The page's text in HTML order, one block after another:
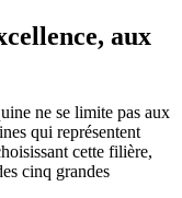
aux
ne se limite pas aux
qui représentent
cette filière,
cinq grandes